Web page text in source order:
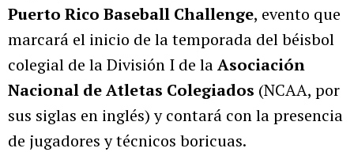
Puerto Rico Baseball Challenge, evento que
marcará el inicio de la temporada del béisbol
colegial de la División I de laAsociación
Nacional de Atletas Colegiados (NCAA, por
sus siglas en inglés) y contará con la presencia
de jugadores y técnicos boricuas.